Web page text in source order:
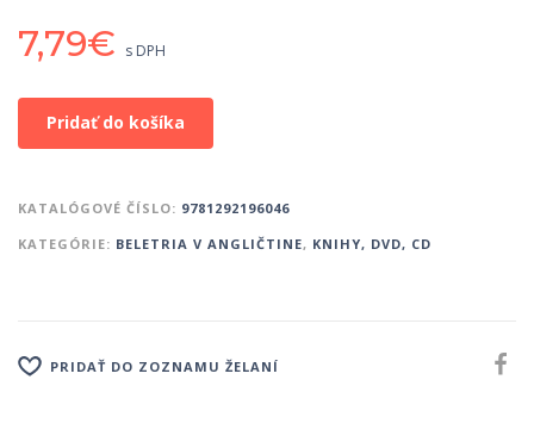
7,79€ s DPH
Pridať do košíka
KATALÓGOVÉ ČÍSLO: 9781292196046
KATEGÓRIE: BELETRIA V ANGLIČTINE, KNIHY, DVD, CD
PRIDAŤ DO ZOZNAMU ŽELANÍ